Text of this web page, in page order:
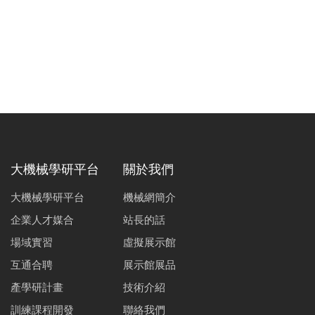
大機械學研平台
大機械學研平台
企業人才媒合
場域實習
互通合聘
產學研計畫
訓練課程開發
關於我們
機械網簡介
站長的話
虛擬展示館
展示館展品
技術介紹
聯絡我們